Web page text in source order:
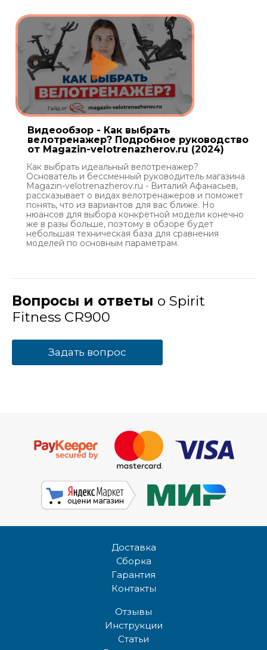
Видеообзор - Как выбрать
велотренажер? Подробное руководство
от Magazin-velotrenazherov.ru (2024)
Как выбрать идеальный велотренажер?
Основатель и бессменный руководитель магазина
Magazin-velotrenazherov.ru - Виталий Афанасьев,
рассказывает о видах велотренажеров и поможет
понять, что из вариантов для вас ближе. Но
нюансов для выбора конкретной модели конечно
же в разы больше, поэтому в обзоре будет
небольшая техническая база для сравнения
моделей по основным параметрам.
Вопросы и ответы о Spirit
Fitness CR900
Задать вопрос
Доставка
Сборка
Гарантия
Контакты
Отзывы
Инструкции
Статьи